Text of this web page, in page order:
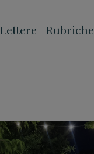
Lettere Rubriche